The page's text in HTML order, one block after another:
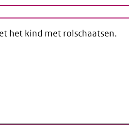
het kind met rolschaatsen.